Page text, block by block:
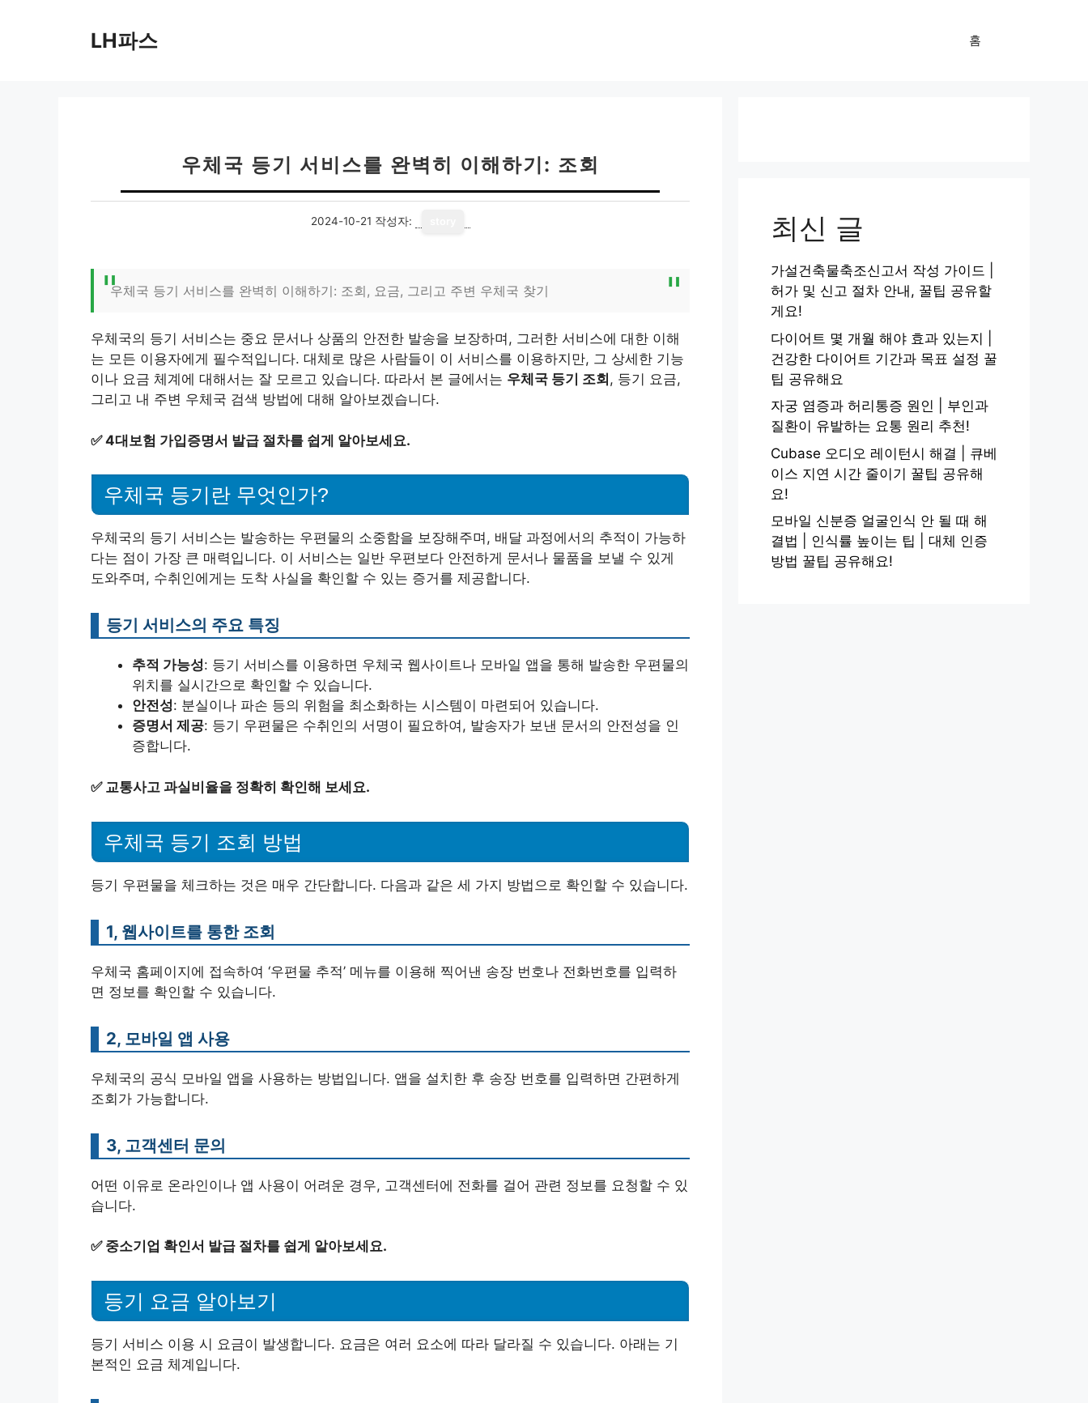
LH파스 홈
우체국 등기 서비스를 완벽히 이해하기: 조회
2024-10-21 작성자:
우체국 등기 서비스를 완벽히 이해하기: 조회, 요금, 그리고 주변 우체국 찾기
우체국의 등기 서비스는 중요 문서나 상품의 안전한 발송을 보장하며, 그러한 서비스에 대한 이해
는 모든 이용자에게 필수적입니다. 대체로 많은 사람들이 이 서비스를 이용하지만, 그 상세한 기능
이나 요금 체계에 대해서는 잘 모르고 있습니다. 따라서 본 글에서는 우체국 등기 조회 , 등기 요금,
그리고 내 주변 우체국 검색 방법에 대해 알아보겠습니다.
✅4대보험 가입증명서 발급 절차를 쉽게 알아보세요.
우체국 등기란 무엇인가?
우체국의 등기 서비스는 발송하는 우편물의 소중함을 보장해주며, 배달 과정에서의 추적이 가능하
다는 점이 가장 큰 매력입니다. 이 서비스는 일반 우편보다 안전하게 문서나 물품을 보낼 수 있게
도와주며, 수취인에게는 도착 사실을 확인할 수 있는 증거를 제공합니다.
등기 서비스의 주요 특징
추적 가능성: 등기 서비스를 이용하면 우체국 웹사이트나 모바일 앱을 통해 발송한 우편물의
위치를 실시간으로 확인할 수 있습니다.
안전성: 분실이나 파손 등의 위험을 최소화하는 시스템이 마련되어 있습니다.
증명서 제공: 등기 우편물은 수취인의 서명이 필요하여, 발송자가 보낸 문서의 안전성을 인
증합니다.
✅ 교통사고 과실비율을 정확히 확인해 보세요.
우체국 등기 조회 방법
등기 우편물을 체크하는 것은 매우 간단합니다. 다음과 같은 세 가지 방법으로 확인할 수 있습니다.
1, 웹사이트를 통한 조회
우체국 홈페이지에 접속하여 ‘우편물 추적’ 메뉴를 이용해 찍어낸 송장 번호나 전화번호를 입력하
면 정보를 확인할 수 있습니다.
2, 모바일 앱 사용
우체국의 공식 모바일 앱을 사용하는 방법입니다. 앱을 설치한 후 송장 번호를 입력하면 간편하게
조회가 가능합니다.
3, 고객센터 문의
어떤 이유로 온라인이나 앱 사용이 어려운 경우, 고객센터에 전화를 걸어 관련 정보를 요청할 수 있
습니다.
✅ 중소기업 확인서 발급 절차를 쉽게 알아보세요.
등기 요금 알아보기
등기 서비스 이용 시 요금이 발생합니다. 요금은 여러 요소에 따라 달라질 수 있습니다. 아래는 기
본적인 요금 체계입니다.
최신 글
가설건축물축조신고서 작성 가이드 |
허가 및 신고 절차 안내, 꿀팁 공유할
게요!
다이어트 몇 개월 해야 효과 있는지 |
건강한 다이어트 기간과 목표 설정 꿀
팁 공유해요
자궁 염증과 허리통증 원인 | 부인과
질환이 유발하는 요통 원리 추천!
Cubase 오디오 레이턴시 해결 | 큐베
이스 지연 시간 줄이기 꿀팁 공유해
요!
모바일 신분증 얼굴인식 안 될 때 해
결법 | 인식률 높이는 팁 | 대체 인증
방법 꿀팁 공유해요!